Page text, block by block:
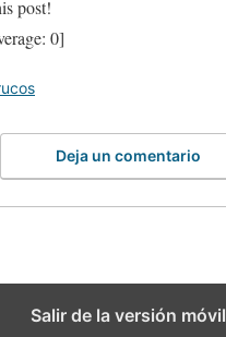
post!
0]
Deja un comentario
Salir de la versión móvil